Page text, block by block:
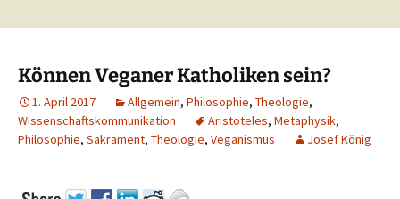
Können Veganer Katholiken sein?
1. April 2017 Allgemein, Philosophie, Theologie,
Wissenschaftskommunikation
Aristoteles, Metaphysik,
Philosophie, Sakrament, Theologie, Veganismus Josef König